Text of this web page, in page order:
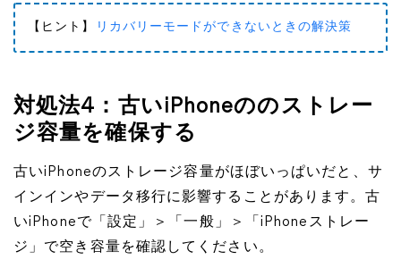
【ヒント】 リカバリーモードができないときの解決策
対処法4：古いiPhoneののストレー
ジ容量を確保する
古いiPhoneのストレージ容量がほぼいっぱいだと、サ
インインやデータ移行に影響することがあります。古
いiPhoneで「設定」＞「一般」＞「iPhoneストレー
ジ」で空き容量を確認してください。